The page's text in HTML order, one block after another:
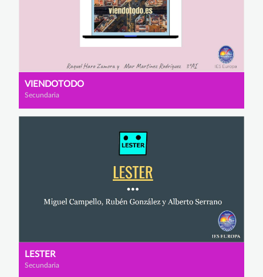
VIENDOTODO
Secundaria
LESTER
Secundaria